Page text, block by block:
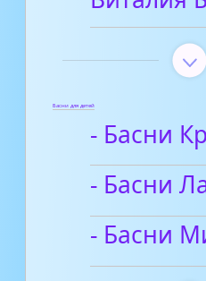
Басни для детей
- Басни
- Басни
- Басни